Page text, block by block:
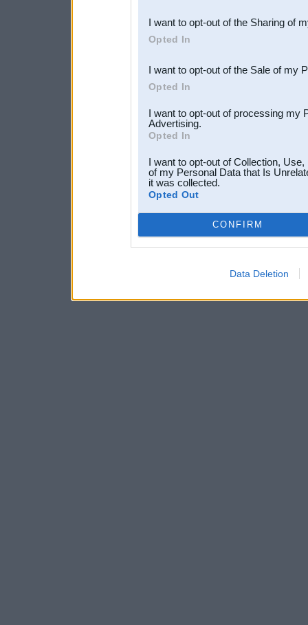
Downstream Participants
third parties.
I want to opt-out of the Sharing of
Opted In
I want to opt-out of the Sale of my
Opted In
I want to opt-out of processing my
Advertising.
Opted In
I want to opt-out of Collection,
of my Personal Data that Is
it was collected.
Opted Out
CONFIRM
Data Deletion